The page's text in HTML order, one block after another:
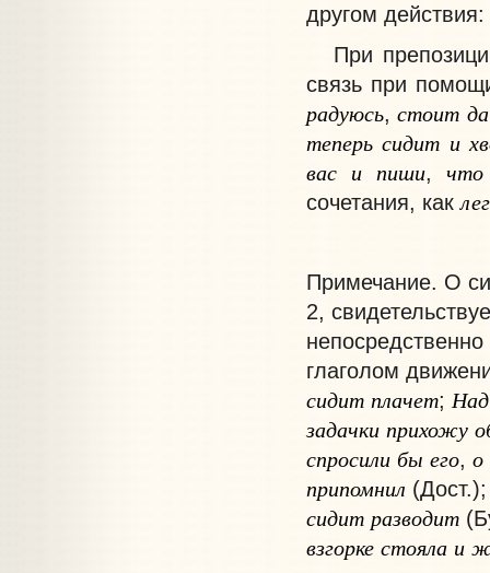
другом действия:
При
связь при
радуюсь,стоит да
теперь сидит и
вас и пиши,что
сочетания, как лег
Примечание. О
2,
глаголом
сидит плачет; Над
задачки прихожу
спросили бы его, о
припомнил
сидит разводит
взгорке стояла и